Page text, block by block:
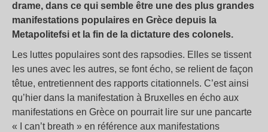
drame, dans ce qui semble être une des plus grandes
manifestations populaires en Grèce depuis la
Metapolitefsi et la fin de la dictature des colonels.
Les luttes populaires sont des rapsodies. Elles se tissent
les unes avec les autres, se font écho, se relient de façon
têtue, entretiennent des rapports citationnels. C’est ainsi
qu’hier dans la manifestation à Bruxelles en écho aux
manifestations en Grèce on pourrait lire sur une pancarte
« I can’t breath » en référence aux manifestations